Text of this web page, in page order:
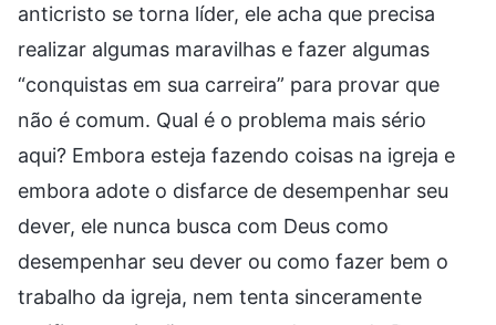
anticristo se torna líder, ele acha que precisa
realizar algumas maravilhas e fazer algumas
“conquistas em sua carreira” para provar que
não é comum. Qual é o problema mais sério
aqui? Embora esteja fazendo coisas na igreja e
embora adote o disfarce de desempenhar seu
dever, ele nunca busca com Deus como
desempenhar seu dever ou como fazer bem o
trabalho da igreja, nem tenta sinceramente